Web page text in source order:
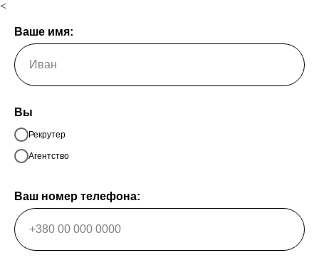
<
Ваше имя:
Вы
Рекрутер
Агентство
Ваш номер телефона: